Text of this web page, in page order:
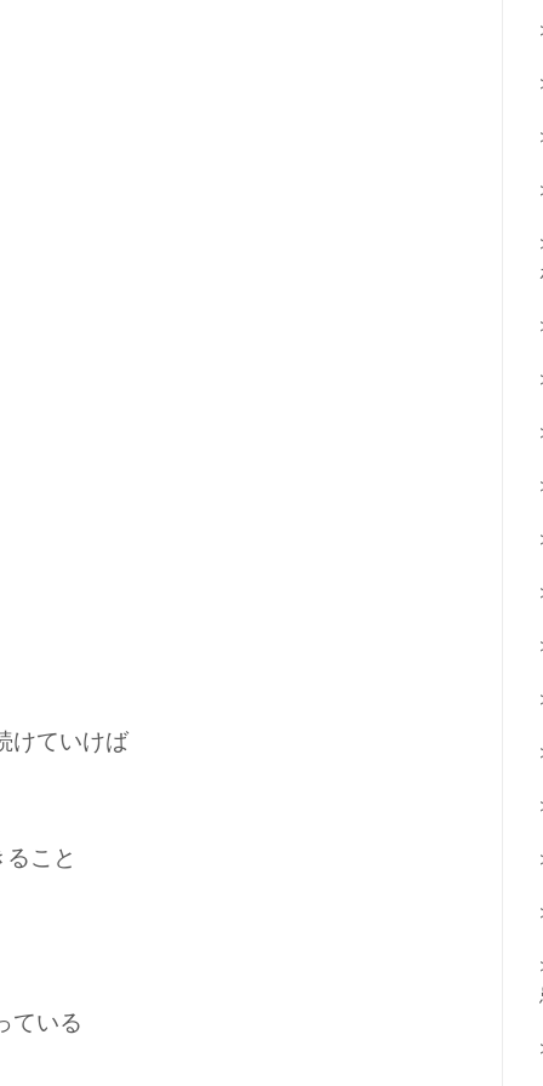
けていけば
こと
ている